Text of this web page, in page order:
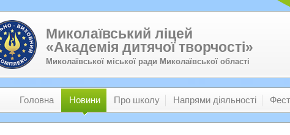
Миколаївський ліцей
«Академія дитячої творчості»
Миколаївської міської ради Миколаївської області
Головна Новини Про школу Напрями діяльності